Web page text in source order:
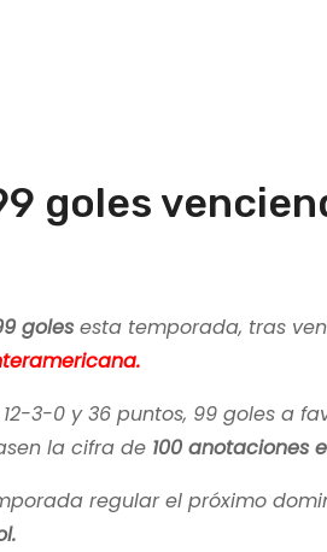
goles
golesesta temporada, tras
3-0 y 36 puntos, 99 goles a
la cifra de 100 anotaciones
regular el próximo